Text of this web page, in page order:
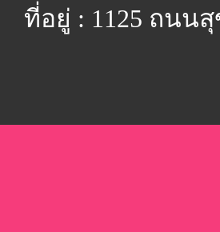
ที่อยู่ : 1125 ถนน